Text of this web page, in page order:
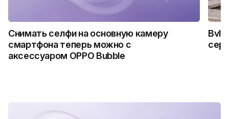
Снимать селфи на основную камеру
смартфона теперь можно с
аксессуаром OPPO Bubble